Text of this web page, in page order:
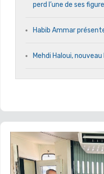
perd l’une de ses
Habib Ammar
Mehdi Haloui, nouveau